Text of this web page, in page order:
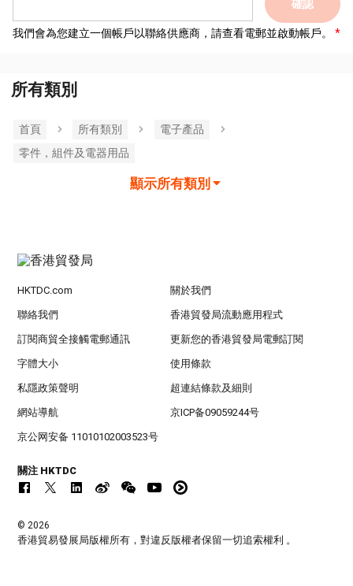
確認
我們會為您建立一個帳戶以聯絡供應商，請查看電郵並啟動帳戶。
所有類別
首頁 所有類別
電子產品
零件，組件及電器用品
顯示所有類別
HKTDC.com 關於我們
聯絡我們 香港貿發局流動應用程式
訂閱商貿全接觸電郵通訊 更新您的香港貿發局電郵訂閱
字體大小 使用條款
私隱政策聲明 超連結條款及細則
網站導航 京ICP备09059244号
京公网安备 11010102003523号
關注 HKTDC
© 2026
香港貿易發展局版權所有，對違反版權者保留一切追索權利 。